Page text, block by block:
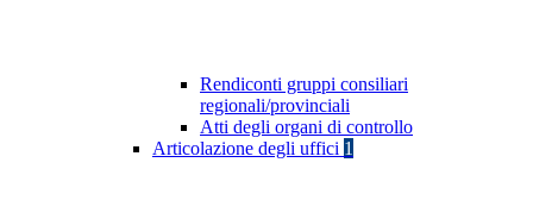
Rendiconti gruppi consiliari
regionali/provinciali
Atti degli organi di controllo
Articolazione degli uffici 1